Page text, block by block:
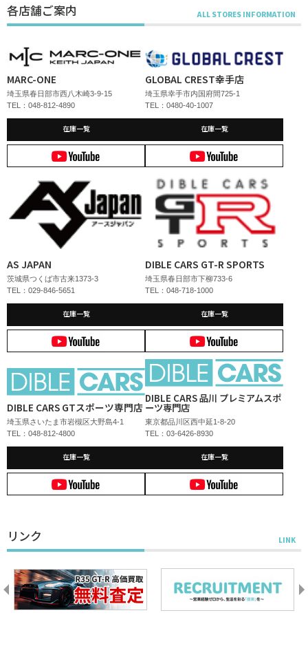
各店舗ご案内
MARC-ONE
埼玉県春日部市西八木崎3-9-15
TEL：048-812-4890
在庫一覧
GLOBAL CREST幸手店
埼玉県幸手市内国府間725-1
TEL：0480-40-1007
在庫一覧
AS JAPAN
茨城県つくば市古来1373-3
TEL：029-846-5651
在庫一覧
DIBLE CARS GT-R SPORTS
埼玉県春日部市下柳733-6
TEL：048-718-1000
在庫一覧
DIBLE CARS GTスポーツ専門店
埼玉県さいたま市岩槻区大野島4-1
TEL：048-812-4800
在庫一覧
DIBLE CARS 品川 プレミアムスポ
ーツ専門店
東京都品川区西中延1-8-20
TEL：03-6426-8930
在庫一覧
リンク